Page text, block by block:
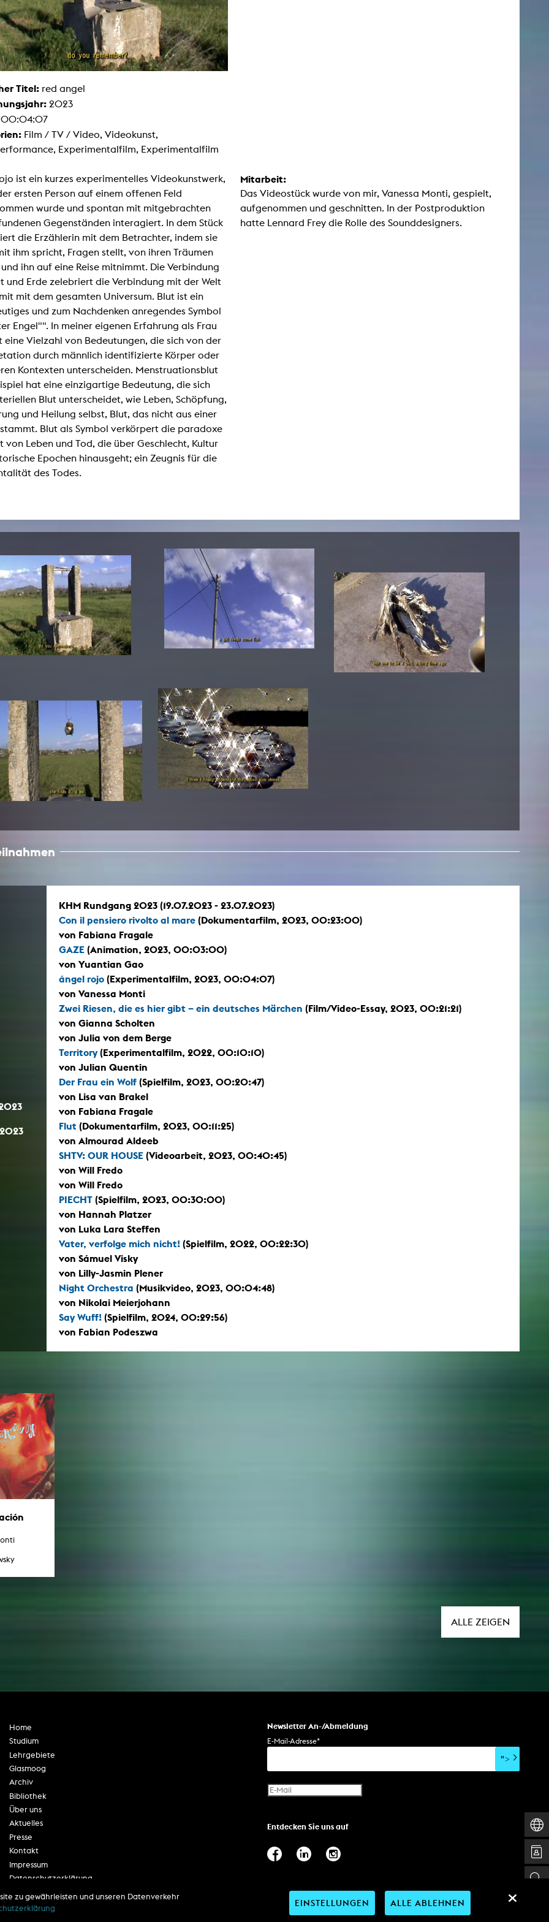
Titel: red angel
2023
00:04:07
Film / TV / Video, Videokunst,
Experimentalfilm, Experimentalfilm
ist ein kurzes experimentelles Videokunstwerk,
ersten Person auf einem offenen Feld
wurde und spontan mit mitgebrachten
Gegenständen interagiert. In dem Stück
die Erzählerin mit dem Betrachter, indem sie
ihm spricht, Fragen stellt, von ihren Träumen
ihn auf eine Reise mitnimmt. Die Verbindung
und Erde zelebriert die Verbindung mit der Welt
mit dem gesamten Universum. Blut ist ein
und zum Nachdenken anregendes Symbol
Engel"". In meiner eigenen Erfahrung als Frau
eine Vielzahl von Bedeutungen, die sich von der
durch männlich identifizierte Körper oder
Kontexten unterscheiden. Menstruationsblut
hat eine einzigartige Bedeutung, die sich
Blut unterscheidet, wie Leben, Schöpfung,
und Heilung selbst, Blut, das nicht aus einer
Blut als Symbol verkörpert die paradoxe
von Leben und Tod, die über Geschlecht, Kultur
Epochen hinausgeht; ein Zeugnis für die
des Todes.
Mitarbeit:
Das Videostück wurde von mir, Vanessa Monti, gespielt,
aufgenommen und geschnitten. In der Postproduktion
hatte Lennard Frey die Rolle des Sounddesigners.
KHM Rundgang 2023 (19.07.2023 - 23.07.2023)
Con il pensiero rivolto al mare (Dokumentarfilm, 2023, 00:23:00)
von Fabiana Fragale
GAZE (Animation, 2023, 00:03:00)
von Yuantian Gao
ángel rojo (Experimentalfilm, 2023, 00:04:07)
von Vanessa Monti
Zwei Riesen, die es hier gibt – ein deutsches Märchen (Film/Video-Essay, 2023, 00:21:21)
von Gianna Scholten
von Julia von dem Berge
Territory(Experimentalfilm, 2022, 00:10:10)
von Julian Quentin
Der Frau ein Wolf (Spielfilm, 2023, 00:20:47)
von Lisa van Brakel
von Fabiana Fragale
Flut (Dokumentarfilm, 2023, 00:11:25)
von Almourad Aldeeb
SHTV: OUR HOUSE (Videoarbeit, 2023, 00:40:45)
von Will Fredo
von Will Fredo
PIECHT (Spielfilm, 2023, 00:30:00)
von Hannah Platzer
von Luka Lara Steffen
Vater, verfolge mich nicht! (Spielfilm, 2022, 00:22:30)
von Sámuel Visky
von Lilly-Jasmin Plener
Night Orchestra (Musikvideo, 2023, 00:04:48)
von Nikolai Meierjohann
Say Wuff! (Spielfilm, 2024, 00:29:56)
von Fabian Podeszwa
ALLE ZEIGEN
Newsletter An-/Abmeldung
E-Mail-Adresse*
">
Home
Studium
Lehrgebiete
Glasmoog
Archiv
Bibliothek
Über uns
Aktuelles
Presse
Kontakt
Impressum
Datenschutzerklärung
Barrierefreiheit
Entdecken Sie uns auf
zu gewährleisten und unseren Datenverkehr
EINSTELLUNGEN ALLE ABLEHNEN
Malerei / Skulptur
Multispecies Storytelling
Netze
Videokunst / Performance
Kunst / Globaler Süden
und Medienwissenschaften
Studies in Künsten und Wissenschaft
Transversale Ästhetik
Aula
Case – Projektraum Fotgrafie
Computer Seminarraum
exMedia Lab
Filmstudios
Fotolabor
Grading
Infrastruktur
Elektroniklabor
Multispecies Studio
Kameratechnik
Schnittplätze
Tonstudios
Werkstatt
Zentrale Ausleihe
BIBLIOTHEK
Digitale Bibliothek
Bücher
Zeitschriften
Sounds
Semesterapparate
KHM Verlag
edition KHM
off topic
Empfehlungen
Publikationen Lehrende
Top 10 Ausleihe
Rara
Open Access
ÜBER UNS
Personen
Das KHM Logo
Gleichstellung
Nützliche Hilfen / Kontakte
Förderpreis für FLINTA*
Studium mit Kind
Antidiskriminierung
Partner
In Erinnerung
Meldestelle Hinweisgeberschutzgesetz
AGG-Beschwerdestelle